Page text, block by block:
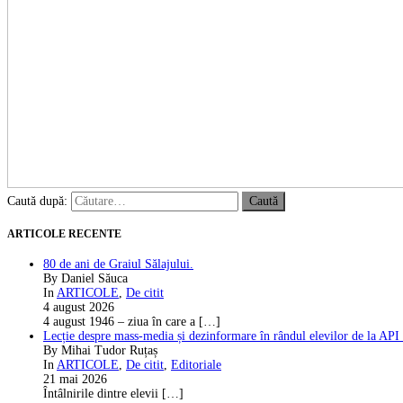
Caută după:
ARTICOLE RECENTE
80 de ani de Graiul Sălajului.
By Daniel Săuca
In ARTICOLE, De citit
4 august 2026
4 august 1946 – ziua în care a […]
Lecție despre mass-media și dezinformare în rândul elevilor de la API
By Mihai Tudor Ruțaș
In ARTICOLE, De citit, Editoriale
21 mai 2026
Întâlnirile dintre elevii […]